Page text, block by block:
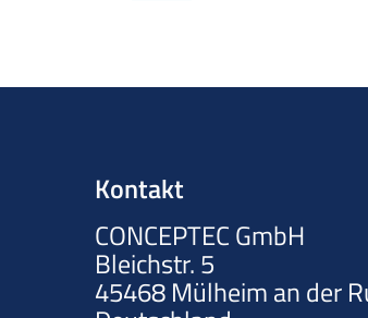
Kontakt
CONCEPTEC GmbH
Bleichstr. 5
45468Mülheim an der